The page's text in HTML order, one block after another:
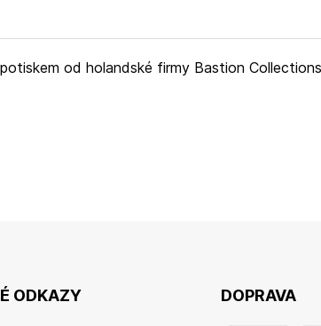
od holandské firmy Bastion
ODKAZY DOPRAVA